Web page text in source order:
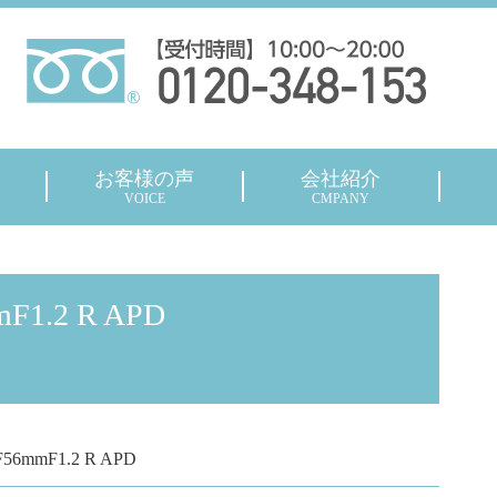
お客様の声
VOICE
会社紹介
CMPANY
R APD
R APD